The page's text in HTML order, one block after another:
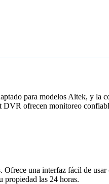
para modelos Aitek, y la
DVR ofrecen monitoreo
una interfaz fácil de
propiedad las 24 horas.